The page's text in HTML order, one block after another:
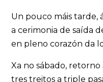
Un pouco máis tarde,
a cerimonia de saída
en pleno corazón da
Xa no sábado,
tres treitos a triple